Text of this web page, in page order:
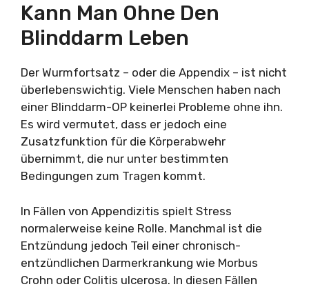
Kann Man Ohne Den
Blinddarm Leben
Der Wurmfortsatz – oder die Appendix – ist nicht
überlebenswichtig. Viele Menschen haben nach
einer Blinddarm-OP keinerlei Probleme ohne ihn.
Es wird vermutet, dass er jedoch eine
Zusatzfunktion für die Körperabwehr
übernimmt, die nur unter bestimmten
Bedingungen zum Tragen kommt.
In Fällen von Appendizitis spielt Stress
normalerweise keine Rolle. Manchmal ist die
Entzündung jedoch Teil einer chronisch-
entzündlichen Darmerkrankung wie Morbus
Crohn oder Colitis ulcerosa. In diesen Fällen